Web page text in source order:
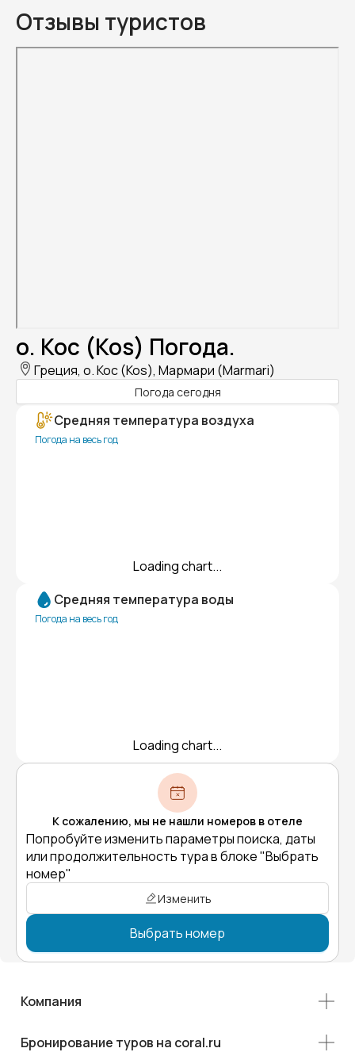
Отзывы туристов
о. Кос (Kos) Погода.
Греция, о. Кос (Kos), Мармари (Marmari)
Погода сегодня
Средняя температура воздуха
Погода на весь год
Loading chart...
Средняя температура воды
Погода на весь год
Loading chart...
К сожалению, мы не нашли номеров в отеле
Попробуйте изменить параметры поиска, даты
или продолжительность тура в блоке "Выбрать
номер"
Изменить
Выбрать номер
Компания
Бронирование туров на coral.ru